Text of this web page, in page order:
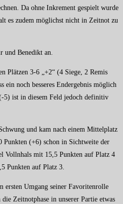
Da ohne Inkrement gespielt wurde
es zudem möglichst nicht in Zeitnot zu
und Benedikt an.
Plätzen 3-6 „+2“ (4 Siege, 2 Remis
ein noch besseres Endergebnis möglich
5) ist in diesem Feld jedoch definitiv
und kam nach einem Mittelplatz
Punkten (+6) schon in Sichtweite der
Vollnhals mit 15,5 Punkten auf Platz 4
Punkten auf Platz 3.
ersten Umgang seiner Favoritenrolle
Zeitnotphase in unserer Partie etwas